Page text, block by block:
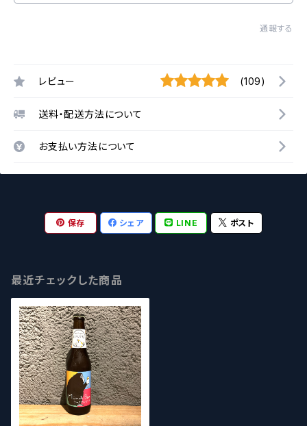
通報する
レビュー (109)
送料・配送方法について
お支払い方法について
保存 シェア LINE ポスト
最近チェックした商品